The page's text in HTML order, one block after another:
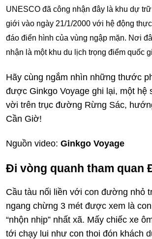
UNESCO đã công nhận đây là khu dự
giới vào ngày 21/1/2000 với hệ động
đáo điển hình của vùng ngập mặn. Nơi
nhận là một khu du lịch trọng điểm quốc
Hãy cùng ngắm nhìn những thước
được Ginkgo Voyage ghi lại, một hệ
vời trên trục đường Rừng Sác,
Cần Giờ!
Nguồn video: Ginkgo Voyage
Đi vòng quanh tham quan
Cầu tàu nối liền với con đường nhỏ
ngang chừng 3 mét được xem là
“nhộn nhịp” nhất xã. Mấy chiếc xe
tới chạy lui như con thoi đón khách